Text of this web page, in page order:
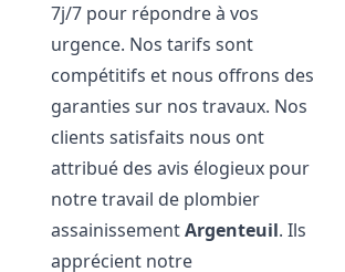
7j/7 pour répondre à vos
urgence. Nos tarifs sont
compétitifs et nous offrons des
garanties sur nos travaux. Nos
clients satisfaits nous ont
attribué des avis élogieux pour
notre travail de plombier
assainissementArgenteuil. Ils
apprécient notre